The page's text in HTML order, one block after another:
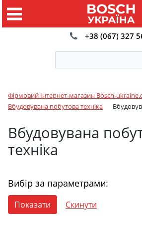
+38 (067) 327
Фірмовий Інтернет-магазин Bosch-
Вбудовувана побутова техніка
Вбудовувана
техніка
Вибір за параметрами: